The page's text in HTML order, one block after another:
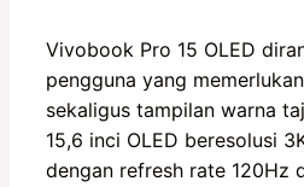
Vivobook Pro 15 OLED
pengguna yang
sekaligus tampilan warna
15,6 inci OLED beresolusi
dengan refresh rate 120Hz